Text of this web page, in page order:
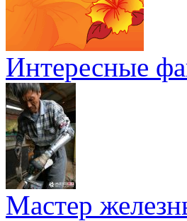
Интересные
Мастер